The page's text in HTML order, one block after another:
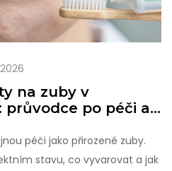
na zuby v
po péči a
péči jako přirozené zuby.
stavu, co vyvarovat a jak